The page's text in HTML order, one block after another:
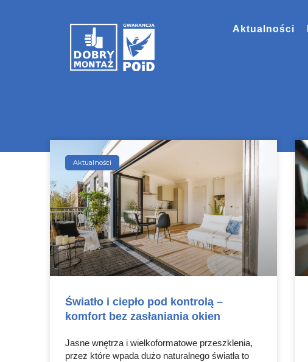
Aktualności
Aktualności
Światło i ciepło pod kontrolą –
komfort bez zasłaniania okien
Jasne wnętrza i wielkoformatowe przeszklenia,
przez które wpada dużo naturalnego światła to